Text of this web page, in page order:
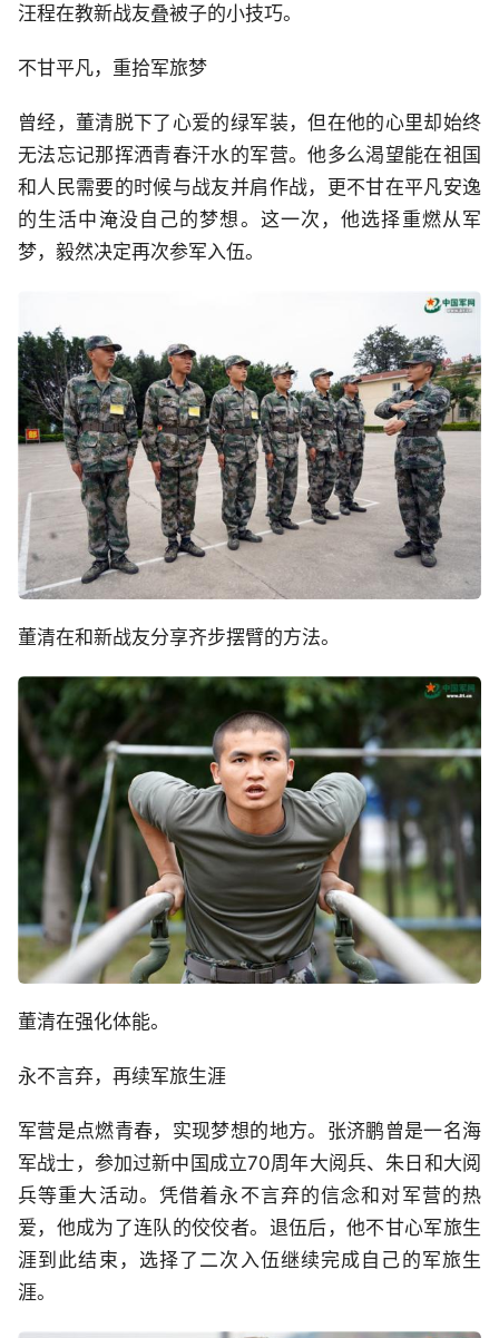
汪程在教新战友叠被子的小技巧。
不甘平凡，重拾军旅梦
曾经，董清脱下了心爱的绿军装，但在他的心里却始终
无法忘记那挥洒青春汗水的军营。他多么渴望能在祖国
和人民需要的时候与战友并肩作战，更不甘在平凡安逸
的生活中淹没自己的梦想。这一次，他选择重燃从军
梦，毅然决定再次参军入伍。
董清在和新战友分享齐步摆臂的方法。
董清在强化体能。
永不言弃，再续军旅生涯
军营是点燃青春，实现梦想的地方。张济鹏曾是一名海
军战士，参加过新中国成立70周年大阅兵、朱日和大阅
兵等重大活动。凭借着永不言弃的信念和对军营的热
爱，他成为了连队的佼佼者。退伍后，他不甘心军旅生
涯到此结束，选择了二次入伍继续完成自己的军旅生
涯。